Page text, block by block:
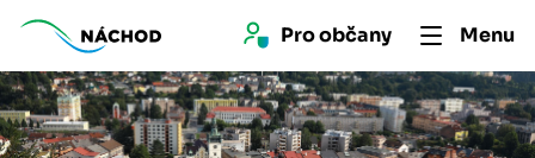
Pro občany Menu